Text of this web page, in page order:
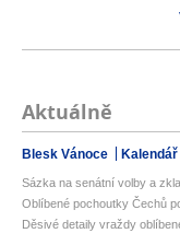
Aktuálně
Blesk Vánoce
Sázka na senátní volby a
Oblíbené pochoutky Čechů
Děsivé detaily vraždy